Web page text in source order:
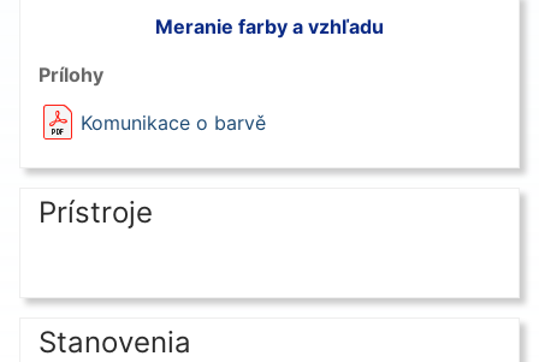
Meranie farby a vzhľadu
Prílohy
Komunikace o barvě
Prístroje
Stanovenia